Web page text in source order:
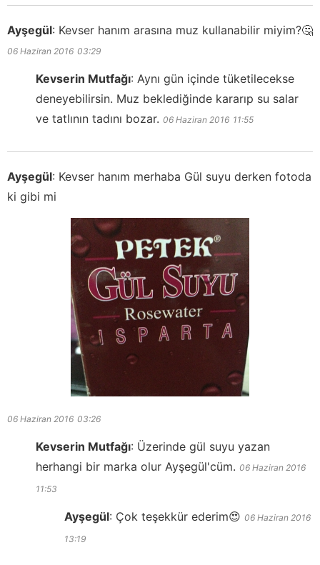
Ayşegül: Kevser hanım arasına muz kullanabilir miyim?🤔
06 Haziran 2016 03:29
Kevserin Mutfağı: Aynı gün içinde tüketilecekse
deneyebilirsin. Muz beklediğinde kararıp su salar
ve tatlının tadını bozar. 06 Haziran 2016 11:55
Ayşegül: Kevser hanım merhaba Gül suyu derken fotoda
ki gibi mi
06 Haziran 2016 03:26
Kevserin Mutfağı: Üzerinde gül suyu yazan
herhangi bir marka olur Ayşegül'cüm. 06 Haziran 2016
11:53
Ayşegül: Çok teşekkür ederim😍 06 Haziran 2016
13:19